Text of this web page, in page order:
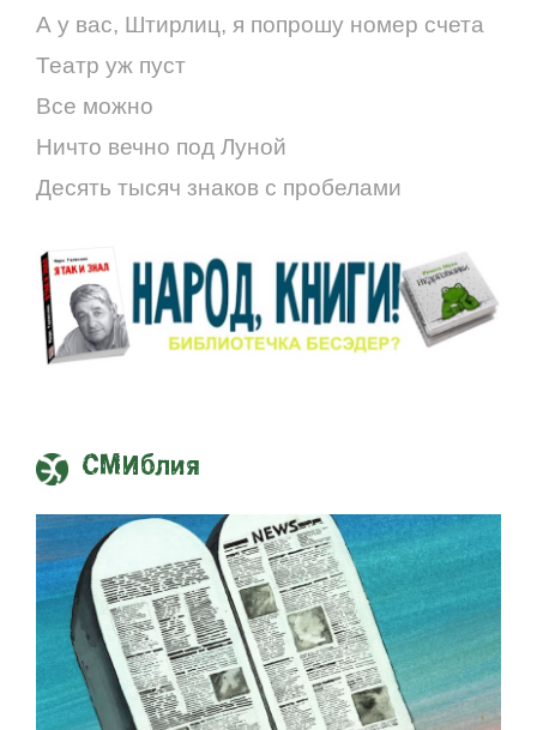
А у вас, Штирлиц, я попрошу номер счета
Театр уж пуст
Все можно
Ничто вечно под Луной
Десять тысяч знаков с пробелами
СМИблия